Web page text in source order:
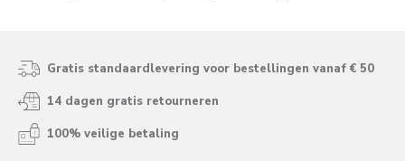
Gratis standaardlevering voor bestellingen vanaf € 50
14 dagen gratis retourneren
100% veilige betaling